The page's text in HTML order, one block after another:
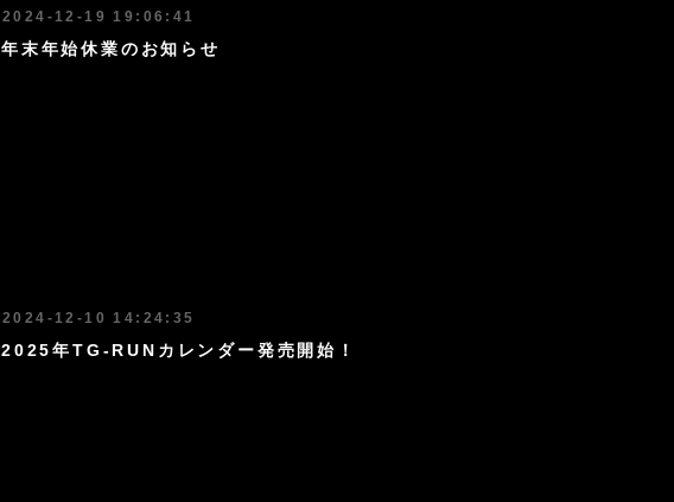
2024-12-19 19:06:41
年末年始休業のお知らせ
2024-12-10 14:24:35
2025年TG-RUNカレンダー発売開始！